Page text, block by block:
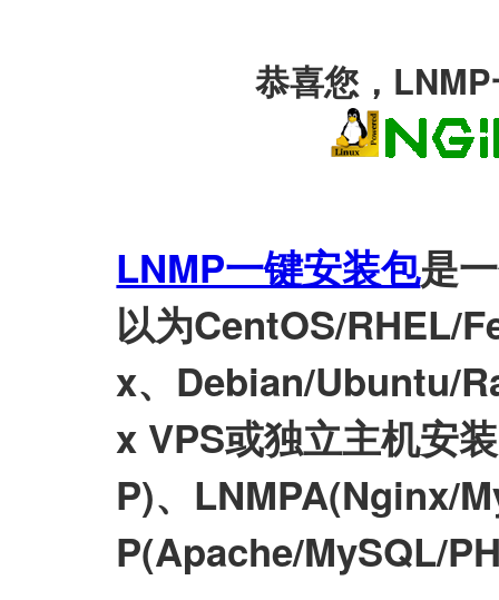
恭喜您，
LNMP一键安装包是
以为CentOS/RHEL/
x、Debian/Ubuntu/
x VPS或独立主机安
P)、LNMPA(Nginx/
P(Apache/MySQL/